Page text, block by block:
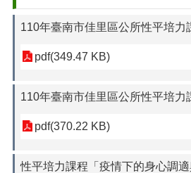
110年臺南市佳里區公所性平培力
pdf(349.47 KB)
110年臺南市佳里區公所性平培力
pdf(370.22 KB)
性平培力課程「疫情下的身心調